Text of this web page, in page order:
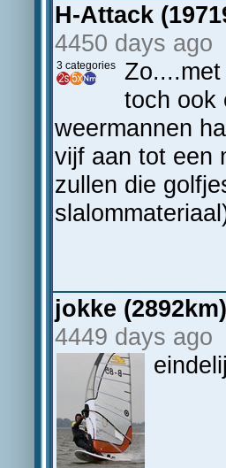
H-Attack
4450 days ago
3 categories
toch ook
weermannen
vijf aan tot een
zullen die
jokke
4449 days ago